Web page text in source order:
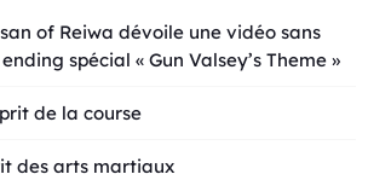
of Reiwa dévoile une vidéo sans
spécial « Gun Valsey’s Theme »
de la course
des arts martiaux